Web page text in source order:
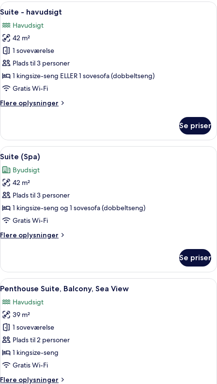
havudsigt
Indlæs
alle
billeder
af
Suite
-
havudsigt
Et moderne hotelværelse med seng,
7
Suite - havudsigt
Havudsigt
42 m²
1 soveværelse
Plads til 3 personer
1 kingsize-seng ELLER 1 sovesofa (dobbeltseng)
Gratis Wi-Fi
Flere oplysninger
Flere
-
havudsigt
Se priser
Indlæs
alle
billeder
af
Suite
(Spa)
En pænt redt seng med hvide
6
Suite (Spa)
Byudsigt
42 m²
Plads til 3 personer
1 kingsize-seng og 1 sovesofa (dobbeltseng)
Gratis Wi-Fi
Flere oplysninger
Flere
(Spa)
Se priser
Indlæs
alle
billeder
af
Penthouse
Suite,
Balcony,
Sea
6
Penthouse Suite, Balcony, Sea View
Havudsigt
39 m²
1 soveværelse
Plads til 2 personer
1 kingsize-seng
Gratis Wi-Fi
Flere oplysninger
Flere